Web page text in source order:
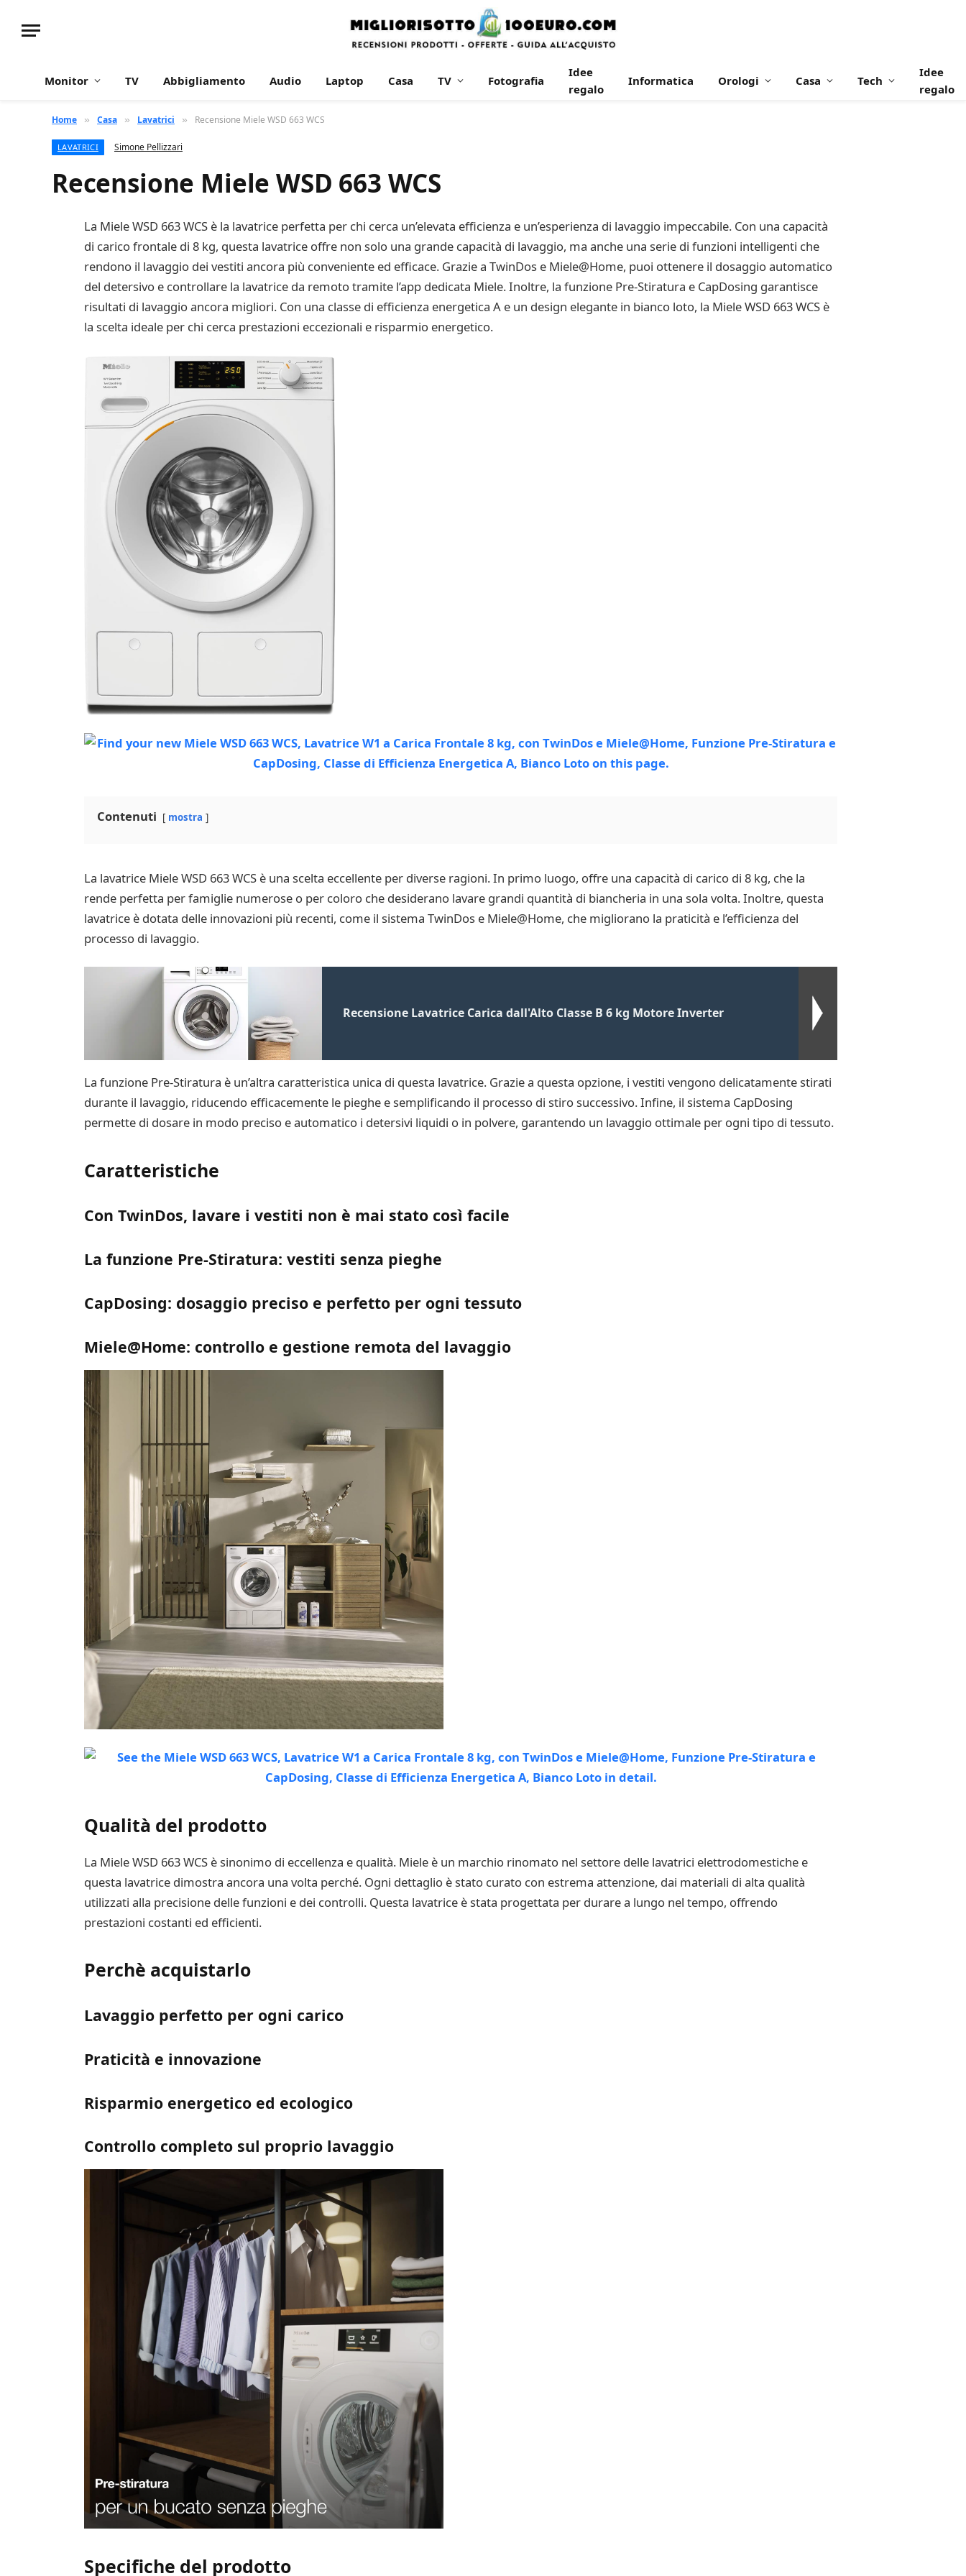
Monitor TV Abbigliamento Audio Laptop Casa TV Fotografia
Idee
regalo
Informatica Orologi Casa Tech
Idee
regalo
Home » Casa » Lavatrici » Recensione Miele WSD 663 WCS
LAVATRICI Simone Pellizzari
Recensione Miele WSD 663 WCS
La Miele WSD 663 WCS è la lavatrice perfetta per chi cerca un’elevata efficienza e un’esperienza di lavaggio impeccabile. Con una capacità
di carico frontale di 8 kg, questa lavatrice offre non solo una grande capacità di lavaggio, ma anche una serie di funzioni intelligenti che
rendono il lavaggio dei vestiti ancora più conveniente ed efficace. Grazie a TwinDos e Miele@Home, puoi ottenere il dosaggio automatico
del detersivo e controllare la lavatrice da remoto tramite l’app dedicata Miele. Inoltre, la funzione Pre-Stiratura e CapDosing garantisce
risultati di lavaggio ancora migliori. Con una classe di efficienza energetica A e un design elegante in bianco loto, la Miele WSD 663 WCS è
la scelta ideale per chi cerca prestazioni eccezionali e risparmio energetico.
Contenuti mostra
La lavatrice Miele WSD 663 WCS è una scelta eccellente per diverse ragioni. In primo luogo, offre una capacità di carico di 8 kg, che la
rende perfetta per famiglie numerose o per coloro che desiderano lavare grandi quantità di biancheria in una sola volta. Inoltre, questa
lavatrice è dotata delle innovazioni più recenti, come il sistema TwinDos e Miele@Home, che migliorano la praticità e l’efficienza del
processo di lavaggio.
Recensione Lavatrice Carica dall'Alto Classe B 6 kg Motore Inverter
La funzione Pre-Stiratura è un’altra caratteristica unica di questa lavatrice. Grazie a questa opzione, i vestiti vengono delicatamente stirati
durante il lavaggio, riducendo efficacemente le pieghe e semplificando il processo di stiro successivo. Infine, il sistema CapDosing
permette di dosare in modo preciso e automatico i detersivi liquidi o in polvere, garantendo un lavaggio ottimale per ogni tipo di tessuto.
Caratteristiche
Con TwinDos, lavare i vestiti non è mai stato così facile
La funzione Pre-Stiratura: vestiti senza pieghe
CapDosing: dosaggio preciso e perfetto per ogni tessuto
Miele@Home: controllo e gestione remota del lavaggio
Qualità del prodotto
La Miele WSD 663 WCS è sinonimo di eccellenza e qualità. Miele è un marchio rinomato nel settore delle lavatrici elettrodomestiche e
questa lavatrice dimostra ancora una volta perché. Ogni dettaglio è stato curato con estrema attenzione, dai materiali di alta qualità
utilizzati alla precisione delle funzioni e dei controlli. Questa lavatrice è stata progettata per durare a lungo nel tempo, offrendo
prestazioni costanti ed efficienti.
Perchè acquistarlo
Lavaggio perfetto per ogni carico
Praticità e innovazione
Risparmio energetico ed ecologico
Controllo completo sul proprio lavaggio
Specifiche del prodotto